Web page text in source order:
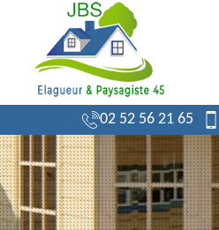
02 52 56 21 65